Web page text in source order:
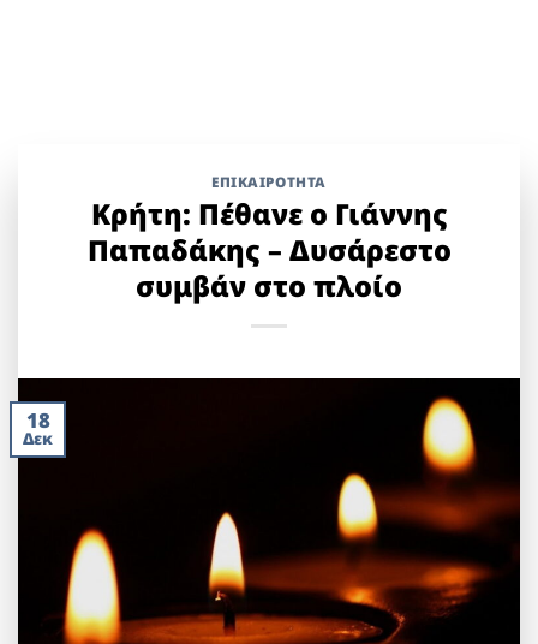
ΕΠΙΚΑΙΡΟΤΗΤΑ
Κρήτη: Πέθανε ο Γιάννης
Παπαδάκης – Δυσάρεστο
συμβάν στο πλοίο
18
Δεκ